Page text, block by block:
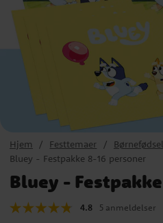
Hjem Festtemaer
Bluey - Festpakke 8-16 personer
Bluey -
4.8 5 anmeldelser